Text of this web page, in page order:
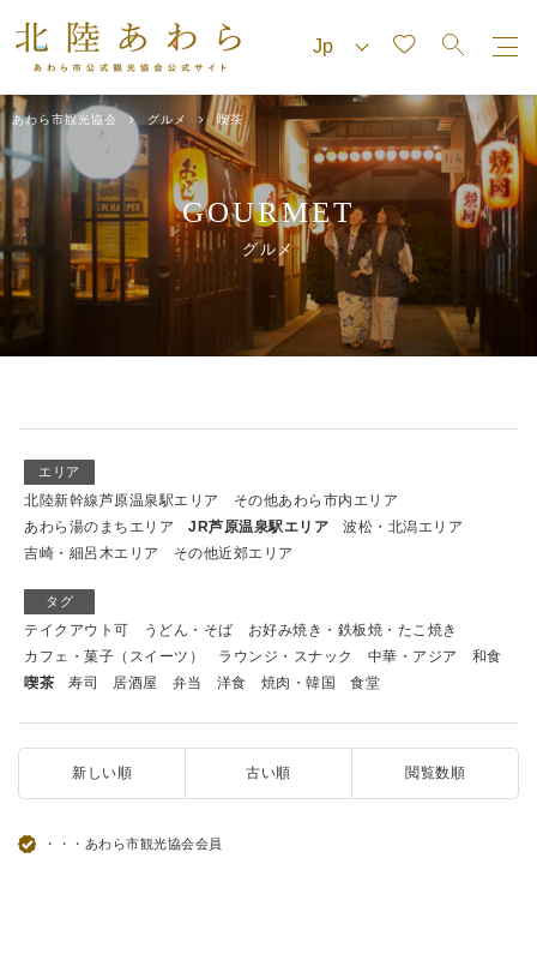
あわら市観光協会 グルメ 喫茶
GOURMET
グルメ
エリア
北陸新幹線芦原温泉駅エリア
その他あわら市内エリア
あわら湯のまちエリア
JR芦原温泉駅エリア
波松・北潟エリア
吉崎・細呂木エリア
その他近郊エリア
タグ
テイクアウト可 うどん・そば
お好み焼き・鉄板焼・たこ焼き
カフェ・菓子（スイーツ）
ラウンジ・スナック 中華・アジア
和食
喫茶
寿司 居酒屋 弁当 洋食 焼肉・韓国 食堂
新しい順 古い順 閲覧数順
・・・あわら市観光協会会員